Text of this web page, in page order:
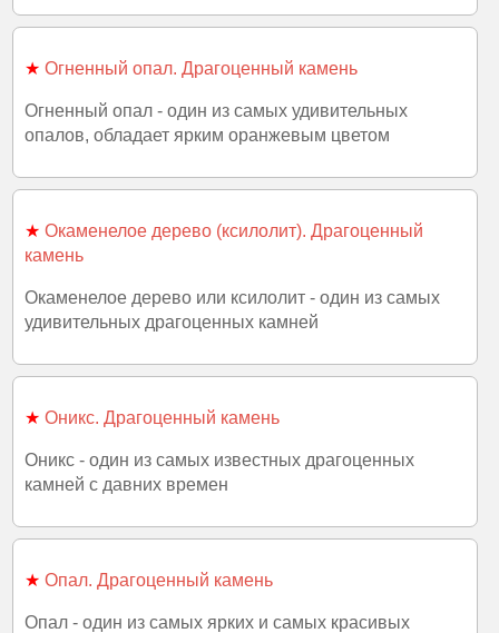
★ Огненный опал. Драгоценный камень
Огненный опал - один из самых удивительных
опалов, обладает ярким оранжевым цветом
★ Окаменелое дерево (ксилолит). Драгоценный
камень
Окаменелое дерево или ксилолит - один из самых
удивительных драгоценных камней
★ Оникс. Драгоценный камень
Оникс - один из самых известных драгоценных
камней с давних времен
★ Опал. Драгоценный камень
Опал - один из самых ярких и самых красивых